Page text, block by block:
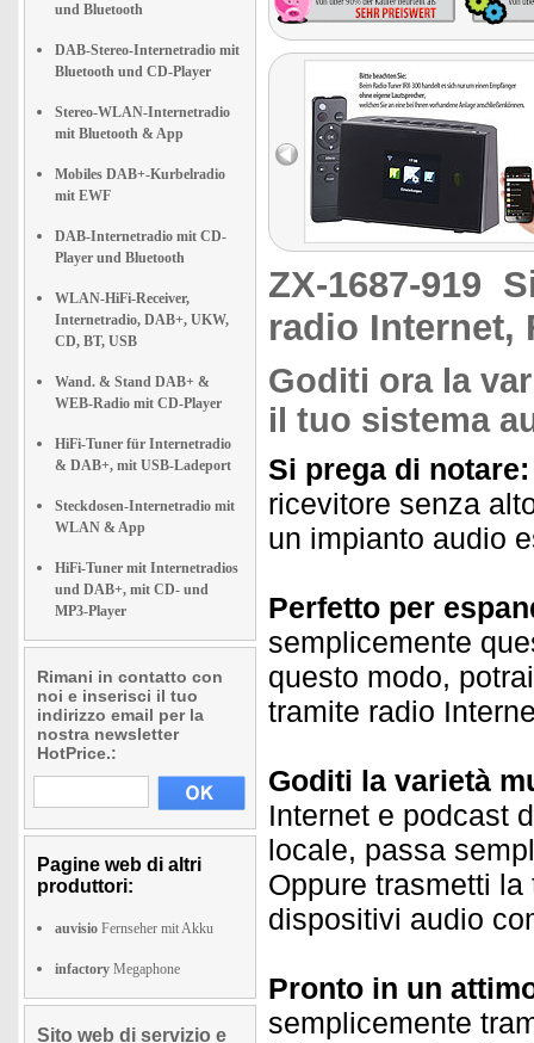
und Bluetooth
DAB-Stereo-Internetradio mit
Bluetooth und CD-Player
Stereo-WLAN-Internetradio
mit Bluetooth & App
Mobiles DAB+-Kurbelradio
mit EWF
DAB-Internetradio mit CD-
Player und Bluetooth
WLAN-HiFi-Receiver,
Internetradio, DAB+, UKW,
CD, BT, USB
Wand. & Stand DAB+ &
WEB-Radio mit CD-Player
HiFi-Tuner für Internetradio
& DAB+, mit USB-Ladeport
Steckdosen-Internetradio mit
WLAN & App
HiFi-Tuner mit Internetradios
und DAB+, mit CD- und
MP3-Player
Rimani in contatto con
noi e inserisci il tuo
indirizzo email per la
nostra newsletter
HotPrice.:
Pagine web di altri
produttori:
auvisio Fernseher mit Akku
infactory Megaphone
Sito web di servizio e
ZX-1687-919
radio Internet,
Goditi ora la
il tuo sistema
Si prega di notare:
ricevitore senza
un impianto audio
Perfetto per
semplicemente
questo modo,
tramite radio
Goditi la varietà
Internet e podcast
locale, passa
Oppure trasmetti
dispositivi audio
Pronto in un
semplicemente